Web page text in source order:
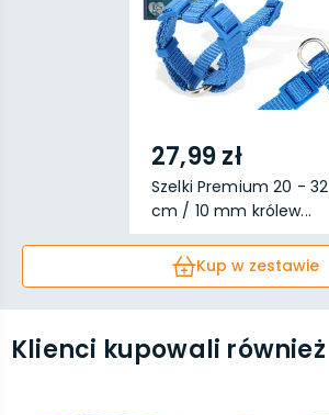
27,99 zł
Szelki Premium 20 - 32
cm / 10 mm królew...
Kup w zestawie
Klienci kupowali również